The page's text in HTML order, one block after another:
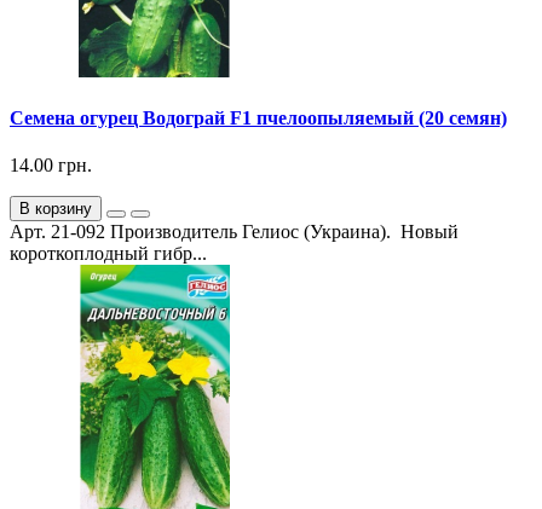
Семена огурец Водограй F1 пчелоопыляемый (20 семян)
14.00 грн.
В корзину
Арт. 21-092 Производитель Гелиос (Украина). Новый
короткоплодный гибр...